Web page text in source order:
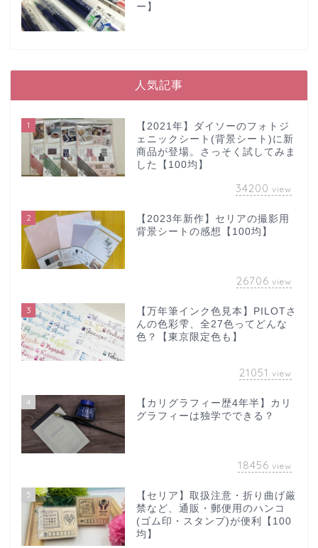
ー】
人気記事
1
【2021年】ダイソーのフォトジ
ェニックシート(背景シート)に新
商品が登場。さっそく試してみま
した【100均】
34200 view
2
【2023年新作】セリアの撮影用
背景シートの感想【100均】
26706 view
3
【万年筆インク色見本】PILOTさ
んの色彩雫、全27色ってどんな
色？【東京限定色も】
21051 view
4
【カリグラフィー歴4年半】カリ
グラフィーは独学でできる？
18456 view
5
【セリア】取扱注意・折り曲げ厳
禁など、通販・郵便用のハンコ
(ゴム印・スタンプ)が便利【100
均】